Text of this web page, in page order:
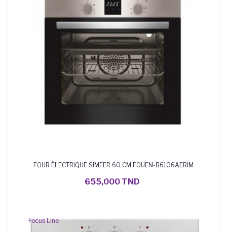
FOUR ÉLECTRIQUE SIMFER 60 CM FOUEN-B6106AERIM
655,000 TND
Focus Line